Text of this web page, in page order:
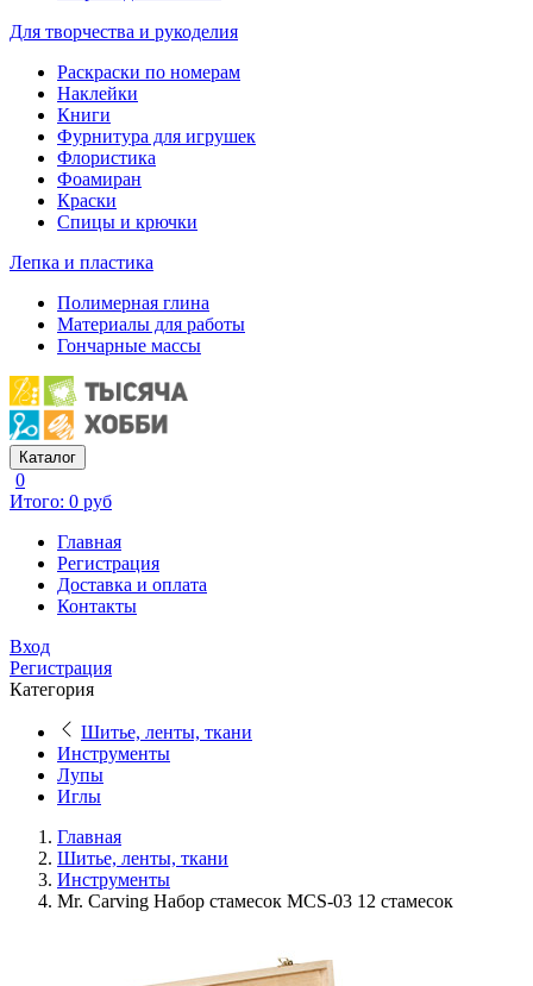
Для творчества и рукоделия
Раскраски по номерам
Наклейки
Книги
Фурнитура для игрушек
Флористика
Фоамиран
Краски
Спицы и крючки
Лепка и пластика
Полимерная глина
Материалы для работы
Гончарные массы
Каталог
0
Итого: 0 руб
Главная
Регистрация
Доставка и оплата
Контакты
Вход
Регистрация
Категория
Шитье, ленты, ткани
Инструменты
Лупы
Иглы
Главная
Шитье, ленты, ткани
Инструменты
Mr. Carving Набор стамесок MCS-03 12 стамесок